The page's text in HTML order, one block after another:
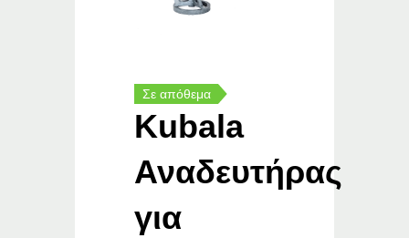
Σε απόθεμα
Kubala
Αναδευτήρας
για